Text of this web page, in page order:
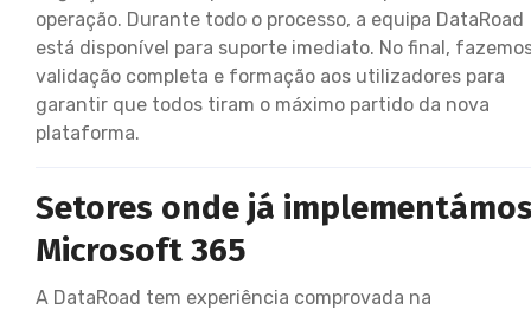
operação. Durante todo o processo, a equipa DataRoad
está disponível para suporte imediato. No final,
validação completa e formação aos utilizadores para
garantir que todos tiram o máximo partido da nova
plataforma.
Setores onde já
Microsoft 365
A DataRoad tem experiência comprovada na